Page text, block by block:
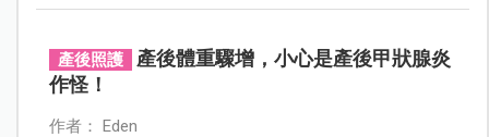
產後照護
產後體重驟增，小心是產後甲狀腺炎
作怪！
作者： Eden